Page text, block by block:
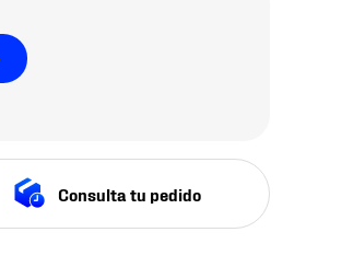
Consulta tu pedido